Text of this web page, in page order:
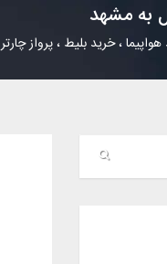
به مشهد
، خرید بلیط ، پرواز چارتر